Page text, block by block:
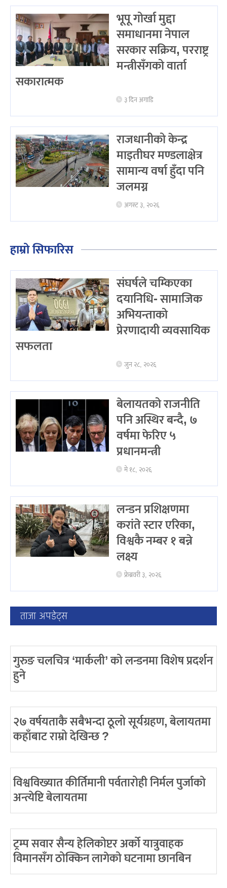
भूपू गोर्खा मुद्दा
समाधानमा नेपाल
सरकार सक्रिय, परराष्ट्र
मन्त्रीसँगको वार्ता
सकारात्मक
३ दिन अगाडि
राजधानीको केन्द्र
माइतीघर मण्डलाक्षेत्र
सामान्य वर्षा हुँदा पनि
जलमग्न
अगस्ट ३, २०२६
हाम्रो सिफारिस
संघर्षले चम्किएका
दयानिधि- सामाजिक
अभियन्ताको
प्रेरणादायी व्यवसायिक
सफलता
जुन २८, २०२६
बेलायतको राजनीति
पनि अस्थिर बन्दै, ७
वर्षमा फेरिए ५
प्रधानमन्त्री
मे १८, २०२६
लन्डन प्रशिक्षणमा
करांते स्टार एरिका,
विश्वकै नम्बर १ बन्ने
लक्ष्य
फ्रेब्रवरी ३, २०२६
ताजा अपडेट्स
गुरुङ चलचित्र ‘मार्कली’ को लन्डनमा विशेष प्रदर्शन
हुने
२७ वर्षयताकै सबैभन्दा ठूलो सूर्यग्रहण, बेलायतमा
कहाँबाट राम्रो देखिन्छ ?
विश्वविख्यात कीर्तिमानी पर्वतारोही निर्मल पुर्जाको
अन्त्येष्टि बेलायतमा
ट्रम्प सवार सैन्य हेलिकोप्टर अर्को यात्रुवाहक
विमानसँग ठोक्किन लागेको घटनामा छानबिन